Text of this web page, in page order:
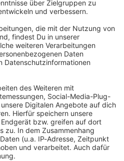
uns etwas sagen?
Hotline